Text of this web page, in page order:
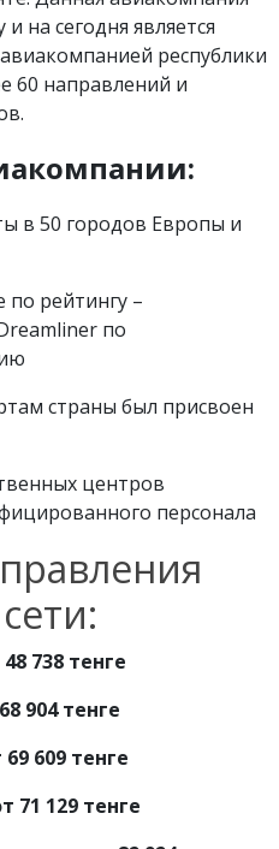
на сегодня является
республики
60 направлений и
в 50 городов Европы и
рейтингу –
по
страны был присвоен
центров
персонала
738 тенге
904 тенге
69 609 тенге
71 129 тенге